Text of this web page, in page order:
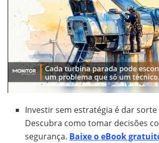
Investir sem estratégia é dar sorte
Descubra como tomar decisões
segurança. Baixe o eBook